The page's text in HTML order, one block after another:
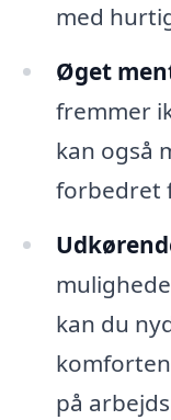
med
Øget
fremmer
kan også
forbedret
kan du
på